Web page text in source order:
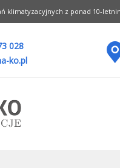
klimatyzacyjnych z ponad 10-
028
ko.pl